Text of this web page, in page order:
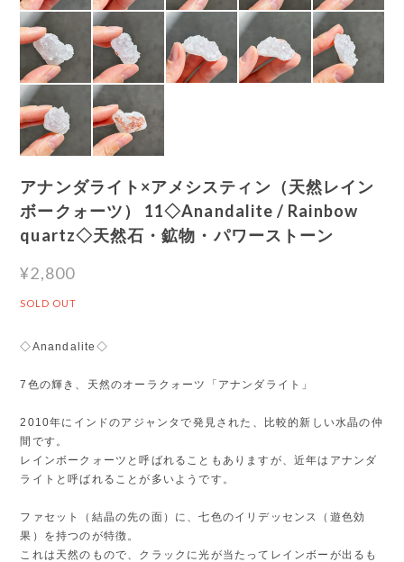
アナンダライト×アメシスティン（天然レイン
ボークォーツ） 11◇Anandalite / Rainbow
quartz◇天然石・鉱物・パワーストーン
¥2,800
SOLD OUT
◇Anandalite◇
7色の輝き、天然のオーラクォーツ「アナンダライト」
2010年にインドのアジャンタで発見された、比較的新しい水晶の仲
間です。
レインボークォーツと呼ばれることもありますが、近年はアナンダ
ライトと呼ばれることが多いようです。
ファセット（結晶の先の面）に、七色のイリデッセンス（遊色効
果）を持つのが特徴。
これは天然のもので、クラックに光が当たってレインボーが出るも